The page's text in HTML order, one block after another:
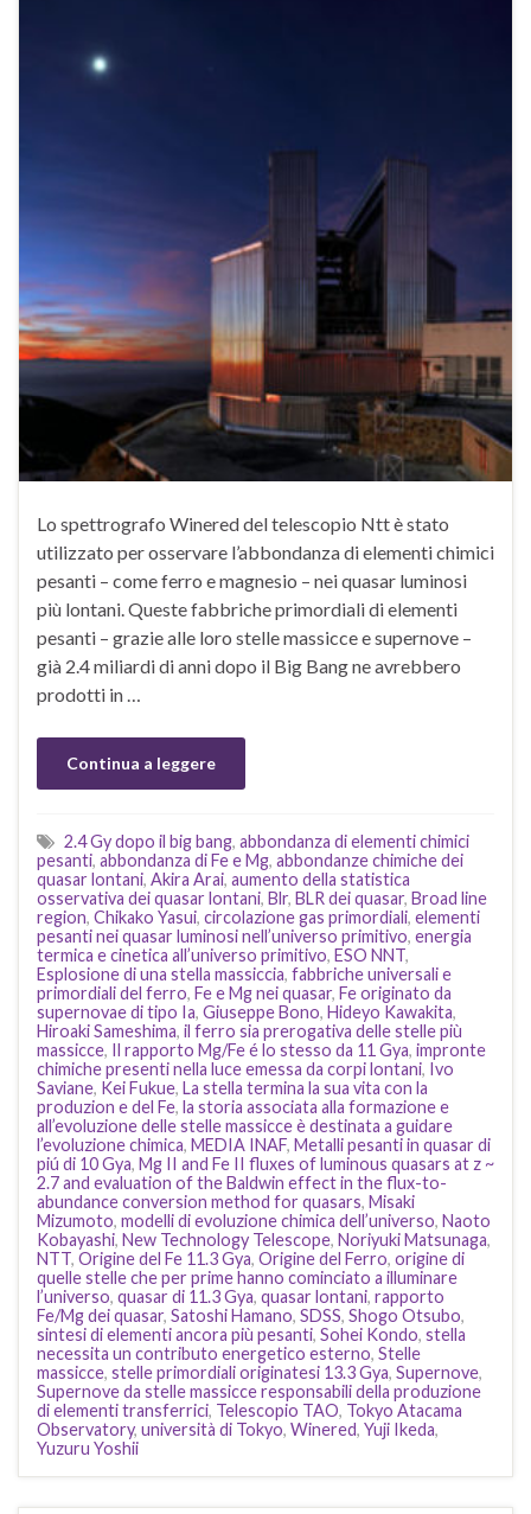
Lo spettrografo Winered del telescopio Ntt è stato
utilizzato per osservare l’abbondanza di elementi chimici
pesanti – come ferro e magnesio – nei quasar luminosi
più lontani. Queste fabbriche primordiali di elementi
pesanti – grazie alle loro stelle massicce e supernove –
già 2.4 miliardi di anni dopo il Big Bang ne avrebbero
prodotti in …
Continua a leggere
2.4 Gy dopo il big bang, abbondanza di elementi chimici
pesanti, abbondanza di Fe e Mg, abbondanze chimiche dei
quasar lontani, Akira Arai, aumento della statistica
osservativa dei quasar lontani, Blr, BLR dei quasar, Broad line
region, Chikako Yasui, circolazione gas primordiali, elementi
pesanti nei quasar luminosi nell’universo primitivo, energia
termica e cinetica all’universo primitivo, ESO NNT,
Esplosione di una stella massiccia, fabbriche universali e
primordiali del ferro, Fe e Mg nei quasar, Fe originato da
supernovae di tipo Ia, Giuseppe Bono, Hideyo Kawakita,
Hiroaki Sameshima, il ferro sia prerogativa delle stelle più
massicce, Il rapporto Mg/Fe é lo stesso da 11 Gya, impronte
chimiche presenti nella luce emessa da corpi lontani, Ivo
Saviane, Kei Fukue, La stella termina la sua vita con la
produzion e del Fe, la storia associata alla formazione e
all’evoluzione delle stelle massicce è destinata a guidare
l’evoluzione chimica, MEDIA INAF, Metalli pesanti in quasar di
piú di 10 Gya, Mg II and Fe II fluxes of luminous quasars at z ~
2.7 and evaluation of the Baldwin effect in the flux-to-
abundance conversion method for quasars, Misaki
Mizumoto, modelli di evoluzione chimica dell’universo, Naoto
Kobayashi, New Technology Telescope, Noriyuki Matsunaga,
NTT, Origine del Fe 11.3 Gya, Origine del Ferro, origine di
quelle stelle che per prime hanno cominciato a illuminare
l’universo, quasar di 11.3 Gya, quasar lontani, rapporto
Fe/Mg dei quasar, Satoshi Hamano, SDSS, Shogo Otsubo,
sintesi di elementi ancora più pesanti, Sohei Kondo, stella
necessita un contributo energetico esterno, Stelle
massicce, stelle primordiali originatesi 13.3 Gya, Supernove,
Supernove da stelle massicce responsabili della produzione
di elementi transferrici, Telescopio TAO, Tokyo Atacama
Observatory, università di Tokyo, Winered, Yuji Ikeda,
Yuzuru Yoshii